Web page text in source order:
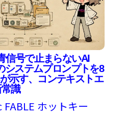
信号で止まらないAI
システムプロンプトを8
示す、コンテキストエ
識
FABLE ホットキー